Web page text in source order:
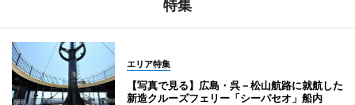
特集
エリア特集
【写真で見る】広島・呉－松山航路に就航した
新造クルーズフェリー「シーパセオ」船内